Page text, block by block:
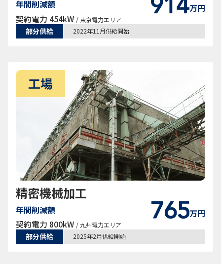
年間削減額
万円
契約電力 454kW / 東京電力エリア
部分供給 2022年11月供給開始
精密機械加工
年間削減額
万円
契約電力 800kW / 九州電力エリア
部分供給 2025年2月供給開始